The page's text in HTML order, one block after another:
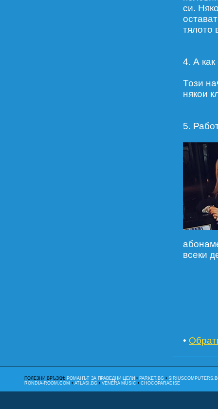
си.
тялото
4. А как
Този
някои
5.
всеки
•
ПОЛЕЗНИ ВРЪЗКИ: РОМАНЪТ ЗА ПРАВЕДНИ ЦЕЛИ • PARKET.BG •
RONDIA-ROOM.COM • ATLASI.BG • VENERA MUSIC • CHOCOPARADISE